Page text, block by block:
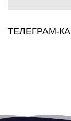
ТЕЛЕГРАМ-